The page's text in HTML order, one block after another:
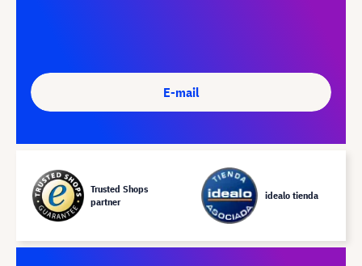
E-mail
Trusted Shops
partner
idealo tienda